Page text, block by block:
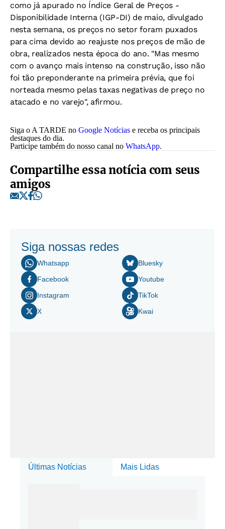
como já apurado no Índice Geral de Preços -
Disponibilidade Interna (IGP-DI) de maio, divulgado
nesta semana, os preços no setor foram puxados
para cima devido ao reajuste nos preços de mão de
obra, realizados nesta época do ano. "Mas mesmo
com o avanço mais intenso na construção, isso não
foi tão preponderante na primeira prévia, que foi
norteada mesmo pelas taxas negativas de preço no
atacado e no varejo", afirmou.
Siga o A TARDE no Google Notícias e receba os principais
destaques do dia.
Participe também do nosso canal no WhatsApp.
Compartilhe essa notícia com seus
amigos
Siga nossas redes
Whatsapp
Facebook
Instagram
X
Bluesky
Youtube
TikTok
Kwai
Últimas Notícias Mais Lidas